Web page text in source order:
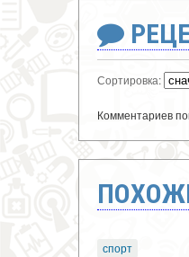
Сортировка:
Комментариев
спорт